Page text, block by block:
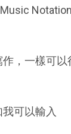
，一樣可以
可以輸入